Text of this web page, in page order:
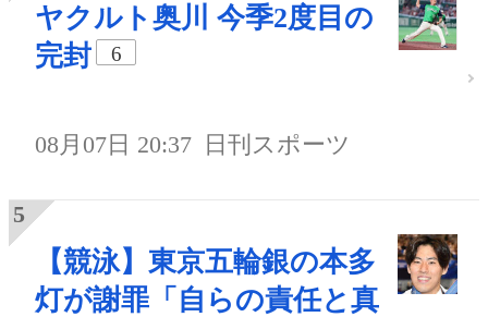
ヤクルト奥川 今季2度目の
完封
6
08月07日 20:37 日刊スポーツ
【競泳】東京五輪銀の本多
灯が謝罪「自らの責任と真